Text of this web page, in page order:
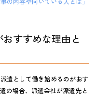
すすめな理由と
派遣として働き始めるのがおす
の場合、派遣会社が派遣先と